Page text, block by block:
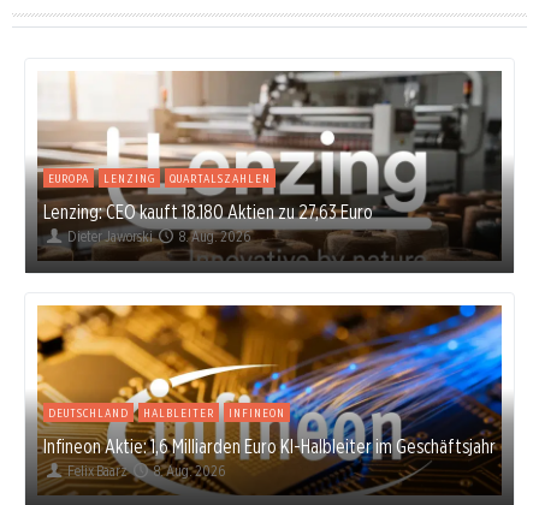
EUROPA LENZING QUARTALSZAHLEN
Lenzing: CEO kauft 18.180 Aktien zu 27,63 Euro
Dieter Jaworski 8. Aug. 2026
DEUTSCHLAND HALBLEITER INFINEON
Infineon Aktie: 1,6 Milliarden Euro KI-Halbleiter im Geschäftsjahr
Felix Baarz 8. Aug. 2026